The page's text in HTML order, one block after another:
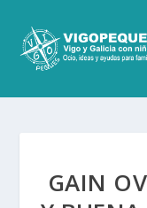
GAIN